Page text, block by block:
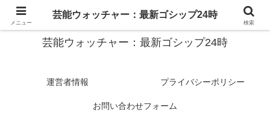
スターたちの裏側を徹底追跡！話題のゴシップがここに集結
芸能ウォッチャー：最新ゴシップ24時
運営者情報 プライバシーポリシー
お問い合わせフォーム
メニュー
芸能ウォッチャー：最新ゴシップ24時
検索